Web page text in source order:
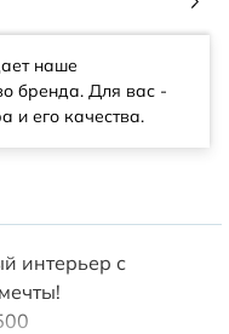
наше
бренда. Для вас -
и его качества.
интерьер с